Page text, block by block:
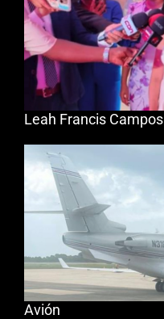
Leah Francis Campos
Avión